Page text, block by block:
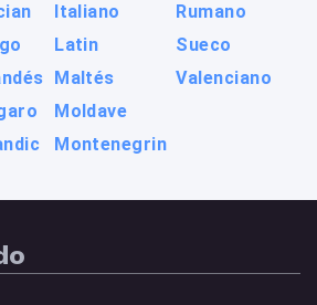
Italiano
Latin
Maltés
Moldave
Montenegrin
Rumano
Sueco
Valenciano